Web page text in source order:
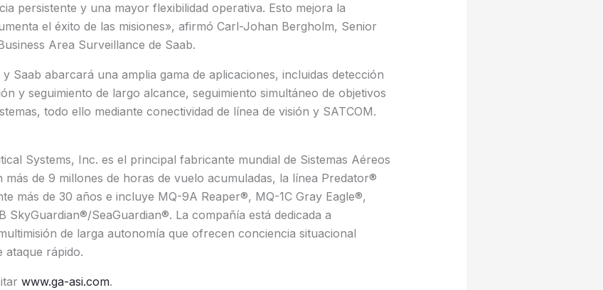
persistente y una mayor flexibilidad operativa. Esto mejora la
el éxito de las misiones», afirmó Carl-Johan Bergholm, Senior
Area Surveillance de Saab.
Saab abarcará una amplia gama de aplicaciones, incluidas detección
y seguimiento de largo alcance, seguimiento simultáneo de objetivos
todo ello mediante conectividad de línea de visión y SATCOM.
Systems, Inc. es el principal fabricante mundial de Sistemas Aéreos
más de 9 millones de horas de vuelo acumuladas, la línea Predator®
más de 30 años e incluye MQ-9A Reaper®, MQ-1C Gray Eagle®,
SkyGuardian®/SeaGuardian®. La compañía está dedicada a
de larga autonomía que ofrecen conciencia situacional
ataque rápido.
www.ga-asi.com.